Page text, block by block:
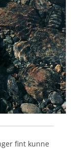
fint kunne